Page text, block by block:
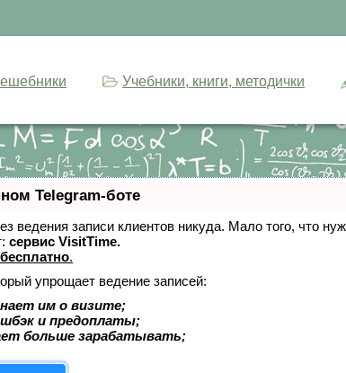
Учебники, книги, методички
Telegram-боте
ведения записи клиентов никуда. Мало того, что
сервис VisitTime.
.
упрощает ведение записей:
им о визите;
и предоплаты;
больше зарабатывать;